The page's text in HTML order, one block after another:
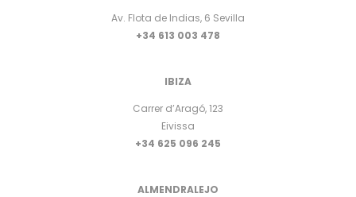
Av. Flota de Indias, 6 Sevilla
+34 613 003 478
IBIZA
Carrer d’Aragó, 123
Eivissa
+34 625 096 245
ALMENDRALEJO